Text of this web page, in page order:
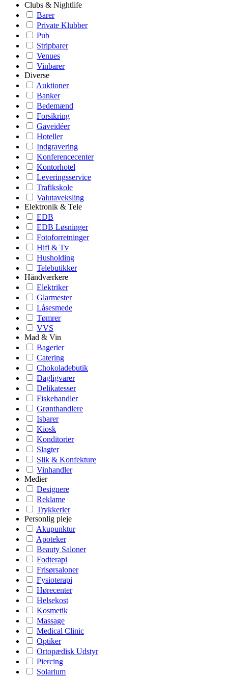
Clubs & Nightlife
Barer
Private Klubber
Pub
Stripbarer
Venues
Vinbarer
Diverse
Auktioner
Banker
Bedemænd
Forsikring
Gaveidéer
Hoteller
Indgravering
Konferencecenter
Kontorhotel
Leveringsservice
Trafikskole
Valutaveksling
Elektronik & Tele
EDB
EDB Løsninger
Fotoforretninger
Hifi & Tv
Husholding
Telebutikker
Håndværkere
Elektriker
Glarmester
Låsesmede
Tømrer
VVS
Mad & Vin
Bagerier
Catering
Chokoladebutik
Dagligvarer
Delikatesser
Fiskehandler
Grønthandlere
Isbarer
Kiosk
Konditorier
Slagter
Slik & Konfekture
Vinhandler
Medier
Designere
Reklame
Trykkerier
Personlig pleje
Akupunktur
Apoteker
Beauty Saloner
Fodterapi
Frisørsaloner
Fysioterapi
Hørecenter
Helsekost
Kosmetik
Massage
Medical Clinic
Optiker
Ortopædisk Udstyr
Piercing
Solarium